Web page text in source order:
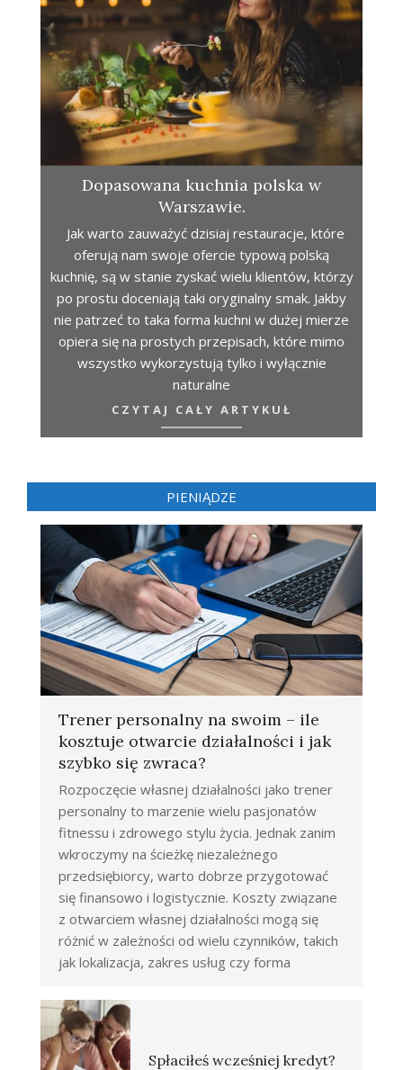
Dopasowana kuchnia polska w
Warszawie.
Jak warto zauważyć dzisiaj restauracje, które
oferują nam swoje ofercie typową polską
kuchnię, są w stanie zyskać wielu klientów, którzy
po prostu doceniają taki oryginalny smak. Jakby
nie patrzeć to taka forma kuchni w dużej mierze
opiera się na prostych przepisach, które mimo
wszystko wykorzystują tylko i wyłącznie
naturalne
CZYTAJ CAŁY ARTYKUŁ
PIENIĄDZE
Trener personalny na swoim – ile
kosztuje otwarcie działalności i jak
szybko się zwraca?
Rozpoczęcie własnej działalności jako trener
personalny to marzenie wielu pasjonatów
fitnessu i zdrowego stylu życia. Jednak zanim
wkroczymy na ścieżkę niezależnego
przedsiębiorcy, warto dobrze przygotować
się finansowo i logistycznie. Koszty związane
z otwarciem własnej działalności mogą się
różnić w zależności od wielu czynników, takich
jak lokalizacja, zakres usług czy forma
Spłaciłeś wcześniej kredyt?